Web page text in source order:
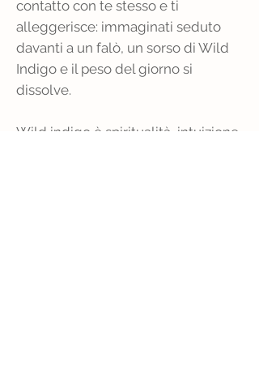
contatto con te stesso e ti
alleggerisce: immaginati seduto
davanti a un falò, un sorso di Wild
Indigo e il peso del giorno si
dissolve.
Wild indigo è spiritualità, intuizione.